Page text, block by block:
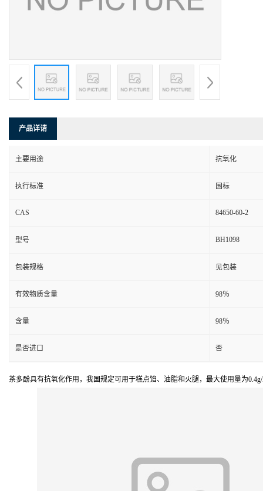
产品详请
主要用途 抗氧化
执行标准 国标
CAS 84650-60-2
型号 BH1098
包装规格 见包装
有效物质含量 98％
含量 98％
是否进口 否
茶多酚具有抗氧化作用，我国规定可用于糕点馅、油脂和火腿，最大使用量为